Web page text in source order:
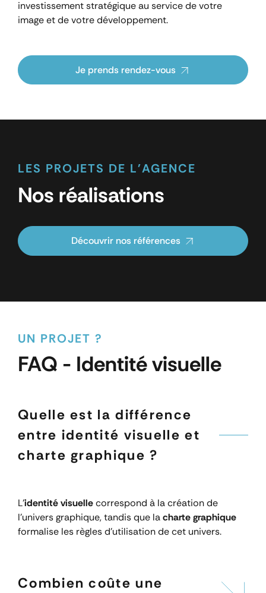
investissement stratégique au service de votre
image et de votre développement.
Je prends rendez-vous
LES PROJETS DE L'AGENCE
Nos réalisations
Découvrir nos références
UN PROJET ?
FAQ - Identité visuelle
Quelle est la différence
entre identité visuelle et
charte graphique ?
L’identité visuellecorrespond à la création de
l’univers graphique, tandis que lacharte graphique
formalise les règles d’utilisation de cet univers.
Combien coûte une